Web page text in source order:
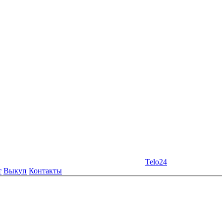
Telo24
Выкуп Контакты